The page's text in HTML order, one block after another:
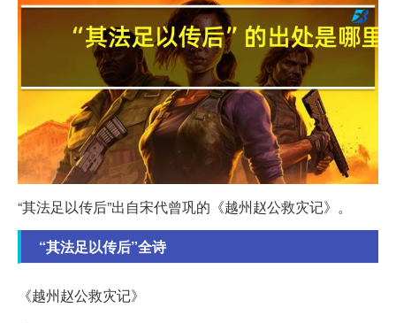
“其法足以传后”出自宋代曾巩的《越州赵公救灾记》。
“其法足以传后”全诗
《越州赵公救灾记》